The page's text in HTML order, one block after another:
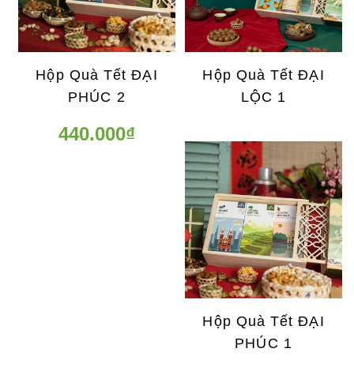
Hộp Quà Tết ĐẠI
PHÚC 2
440.000₫
Hộp Quà Tết ĐẠI
LỘC 1
Hộp Quà Tết ĐẠI
PHÚC 1